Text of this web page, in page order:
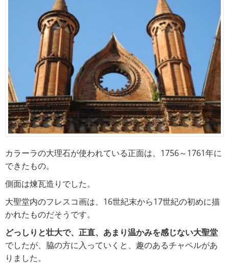
カラーラの大理石が使われている正面は、1756～1761年に
できたもの。
側面は煉瓦造りでした。
大聖堂内のフレスコ画は、16世紀末から17世紀の初めに描
かれたものだそうです。
どっしりと壮大で、正直、あまり温かみを感じない大聖堂
でしたが、脇の方に入っていくと、趣のあるチャペルがあ
りました。